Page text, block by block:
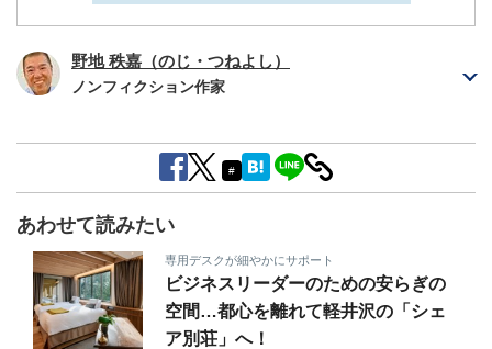
野地 秩嘉（のじ・つねよし）
ノンフィクション作家
#
あわせて読みたい
専用デスクが細やかにサポート
ビジネスリーダーのための安らぎの
空間…都心を離れて軽井沢の「シェ
ア別荘」へ！